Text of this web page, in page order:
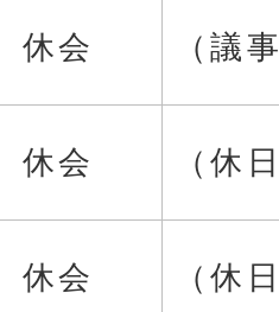
休会 （議
休会 （休
休会 （休